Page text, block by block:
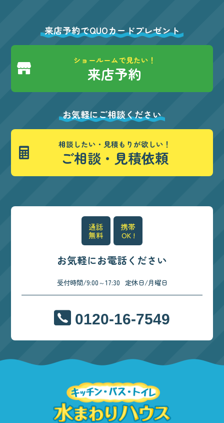
来店予約でQUOカードプレゼント
ショールームで見たい！
来店予約
お気軽にご相談ください
相談したい・見積もりが欲しい！
ご相談・見積依頼
通話
無料
携帯
OK !
お気軽にお電話ください
受付時間/9:00～17:30 定休日/月曜日
0120-16-7549